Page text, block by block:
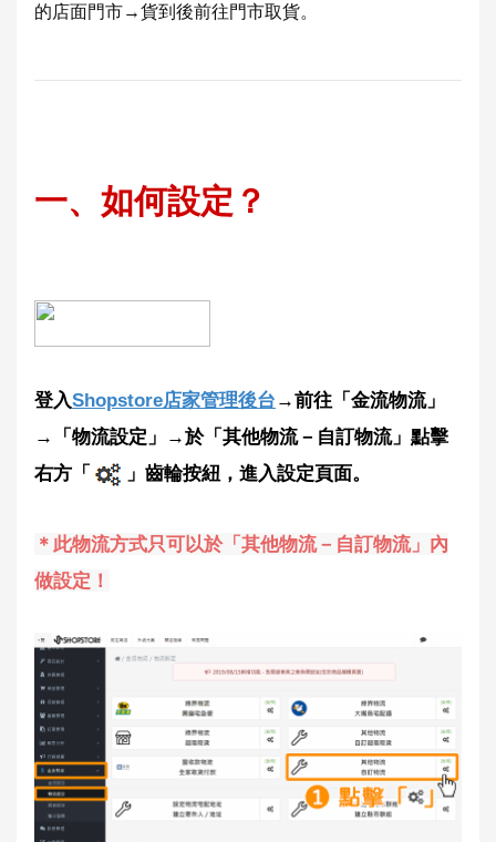
的店面門市→貨到後前往門市取貨。
一、如何設定？
登入Shopstore店家管理後台 →前往「金流物流」
→「物流設定」→於「其他物流－自訂物流」點擊
右方「
」齒輪按紐，進入設定頁面。
＊此物流方式只可以於「其他物流－自訂物流」內
做設定！